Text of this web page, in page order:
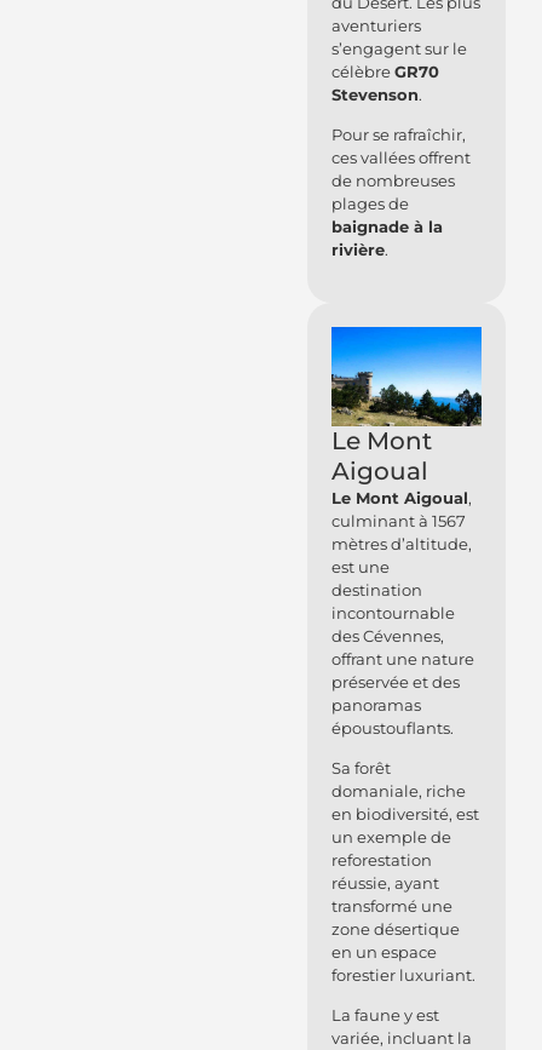
aventuriers
s’engagent sur le
célèbreGR70
Stevenson.
Pour se rafraîchir,
ces vallées offrent
de nombreuses
plages de
baignade à la
rivière.
Le Mont
Aigoual
Le Mont Aigoual,
culminant à 1567
mètres d’altitude,
est une
destination
incontournable
des Cévennes,
offrant une nature
préservée et des
panoramas
époustouflants.
Sa forêt
domaniale, riche
en biodiversité, est
un exemple de
reforestation
réussie, ayant
transformé une
zone désertique
en un espace
forestier luxuriant.
La faune y est
variée, incluant la